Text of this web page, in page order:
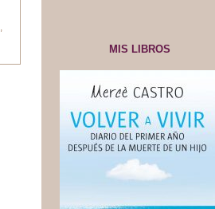
,
MIS LIBROS